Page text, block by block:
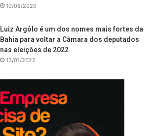
10/08/2020
Luiz Argôlo é um dos nomes mais fortes da
Bahia para voltar a Câmara dos deputados
nas eleições de 2022
13/01/2022